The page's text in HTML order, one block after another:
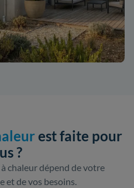
est faite pour
?
chaleur dépend de votre
et de vos besoins.